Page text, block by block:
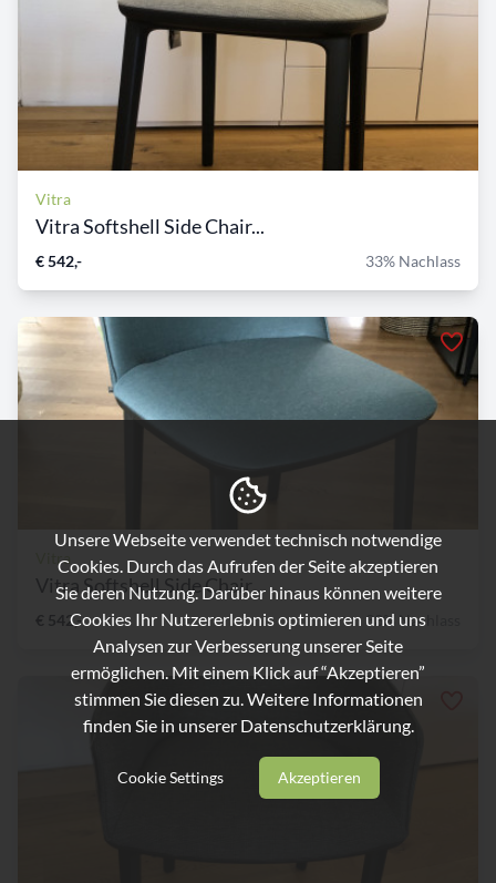
Vitra
Vitra Softshell Side Chair...
€ 542,- 33% Nachlass
Vitra
Vitra Softshell Side Chair...
€ 542,- 33% Nachlass
Unsere Webseite verwendet technisch notwendige
Cookies. Durch das Aufrufen der Seite akzeptieren
Sie deren Nutzung. Darüber hinaus können weitere
Cookies Ihr Nutzererlebnis optimieren und uns
Analysen zur Verbesserung unserer Seite
ermöglichen. Mit einem Klick auf “Akzeptieren”
stimmen Sie diesen zu. Weitere Informationen
finden Sie in unserer Datenschutzerklärung.
Cookie Settings Akzeptieren